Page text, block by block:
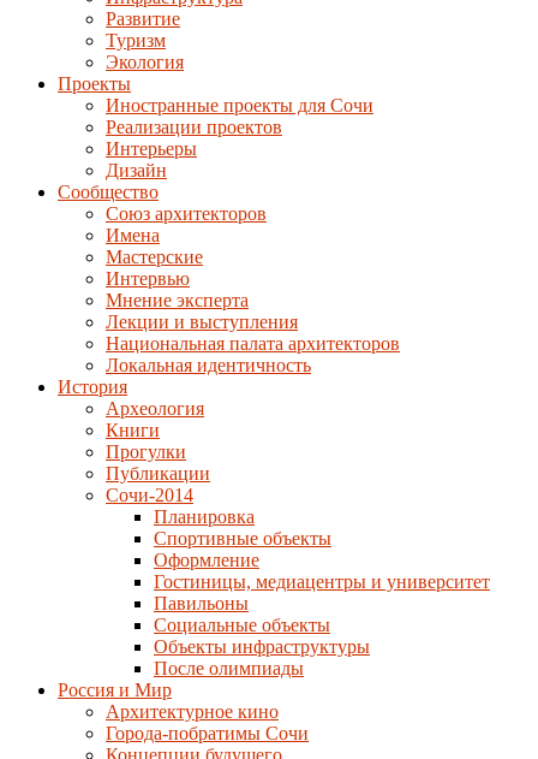
Развитие
Туризм
Экология
Проекты
Иностранные проекты для Сочи
Реализации проектов
Интерьеры
Дизайн
Сообщество
Союз архитекторов
Имена
Мастерские
Интервью
Мнение эксперта
Лекции и выступления
Национальная палата архитекторов
Локальная идентичность
История
Археология
Книги
Прогулки
Публикации
Сочи-2014
Планировка
Спортивные объекты
Оформление
Гостиницы, медиацентры и университет
Павильоны
Социальные объекты
Объекты инфраструктуры
После олимпиады
Россия и Мир
Архитектурное кино
Города-побратимы Сочи
Концепции будущего